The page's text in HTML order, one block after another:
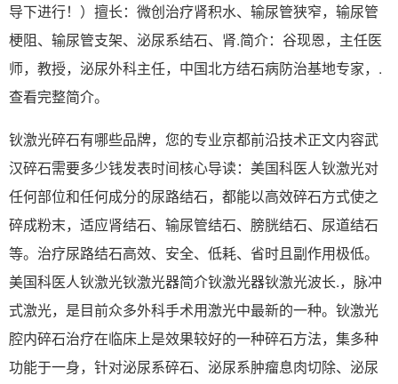
导下进行！）擅长：微创治疗肾积水、输尿管狭窄，输尿管
梗阻、输尿管支架、泌尿系结石、肾.简介：谷现恩，主任医
师，教授，泌尿外科主任，中国北方结石病防治基地专家，.
查看完整简介。
钬激光碎石有哪些品牌，您的专业京都前沿技术正文内容武
汉碎石需要多少钱发表时间核心导读：美国科医人钬激光对
任何部位和任何成分的尿路结石，都能以高效碎石方式使之
碎成粉末，适应肾结石、输尿管结石、膀胱结石、尿道结石
等。治疗尿路结石高效、安全、低耗、省时且副作用极低。
美国科医人钬激光钬激光器简介钬激光器钬激光波长.，脉冲
式激光，是目前众多外科手术用激光中最新的一种。钬激光
腔内碎石治疗在临床上是效果较好的一种碎石方法，集多种
功能于一身，针对泌尿系碎石、泌尿系肿瘤息肉切除、泌尿